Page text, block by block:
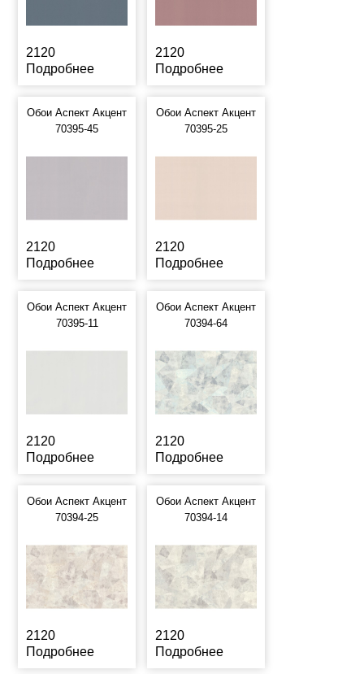
2120
Подробнее
2120
Подробнее
Обои Аспект Акцент
70395-45
2120
Подробнее
Обои Аспект Акцент
70395-25
2120
Подробнее
Обои Аспект Акцент
70395-11
2120
Подробнее
Обои Аспект Акцент
70394-64
2120
Подробнее
Обои Аспект Акцент
70394-25
2120
Подробнее
Обои Аспект Акцент
70394-14
2120
Подробнее